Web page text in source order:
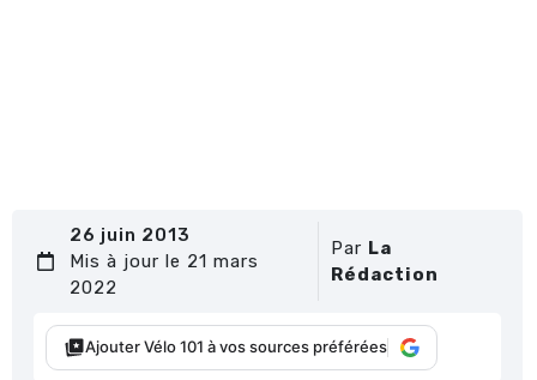
26 juin 2013
Mis à jour le 21 mars
2022
Par La
Rédaction
Ajouter Vélo 101 à vos sources préférées